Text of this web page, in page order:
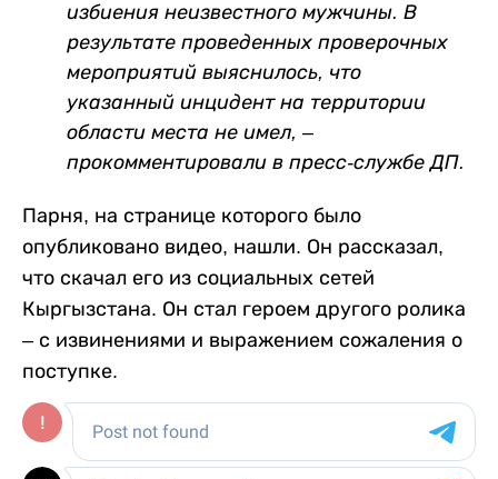
избиения неизвестного мужчины. В
результате проведенных проверочных
мероприятий выяснилось, что
указанный инцидент на территории
области места не имел, –
прокомментировали в пресс-службе ДП.
Парня, на странице которого было
опубликовано видео, нашли. Он рассказал,
что скачал его из социальных сетей
Кыргызстана. Он стал героем другого ролика
– с извинениями и выражением сожаления о
поступке.